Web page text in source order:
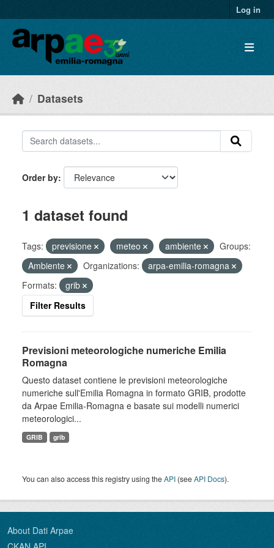
Log in
Datasets
Order by
1 dataset found
Tags: previsione meteo ambiente
Groups:
Ambiente
Organizations:
arpa-emilia-romagna
Formats:
grib
Filter Results
Previsioni meteorologiche numeriche Emilia
Romagna
Questo dataset contiene le previsioni meteorologiche
numeriche sull'Emilia Romagna in formato GRIB, prodotte
da Arpae Emilia-Romagna e basate sui modelli numerici
meteorologici...
GRIB grib
You can also access this registry using theAPI (seeAPI Docs).
About Dati Arpae